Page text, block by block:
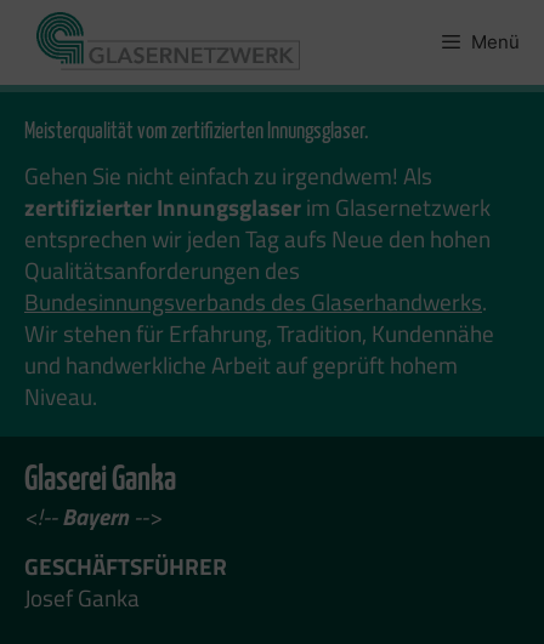
Zum
Inhalt
springen
Menü
Meisterqualität vom zertifizierten Innungsglaser.
Gehen Sie nicht einfach zu irgendwem! Als
zertifizierter Innungsglaserim Glasernetzwerk
entsprechen wir jeden Tag aufs Neue den hohen
Qualitätsanforderungen des
Bundesinnungsverbands des Glaserhandwerks.
Wir stehen für Erfahrung, Tradition, Kundennähe
und handwerkliche Arbeit auf geprüft hohem
Niveau.
Glaserei Ganka
<!--Bayern -->
GESCHÄFTSFÜHRER
Josef Ganka